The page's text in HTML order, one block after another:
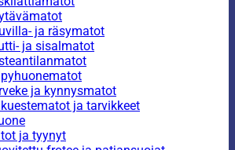
ja räsymatot
ja sisalmatot
ja kynnysmatot
ja tarvikkeet
ja tyynyt